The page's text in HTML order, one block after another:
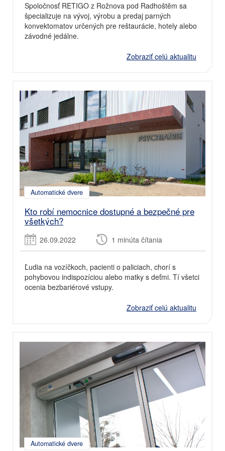
Spoločnosť RETIGO z Rožnova pod Radhoštěm sa
špecializuje na vývoj, výrobu a predaj parných
konvektomatov určených pre reštaurácie, hotely alebo
závodné jedálne.
Zobraziť celú aktualitu
Automatické dvere
Kto robí nemocnice dostupné a bezpečné pre
všetkých?
26.09.2022 1 minúta čítania
Ľudia na vozíčkoch, pacienti o paliciach, chorí s
pohybovou indispozíciou alebo matky s deťmi. Tí všetci
ocenia bezbariérové vstupy.
Zobraziť celú aktualitu
Automatické dvere